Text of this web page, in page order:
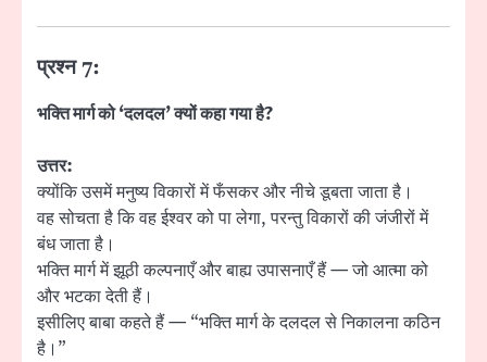
प्रश्न 7:
भक्ति मार्ग को ‘दलदल’ क्यों कहा गया है?
उत्तर:
क्योंकि उसमें मनुष्य विकारों में फँसकर और नीचे डूबता जाता है।
वह सोचता है कि वह ईश्वर को पा लेगा, परन्तु विकारों की जंजीरों में
बंध जाता है।
भक्ति मार्ग में झूठी कल्पनाएँ और बाह्य उपासनाएँ हैं — जो आत्मा को
और भटका देती हैं।
इसीलिए बाबा कहते हैं — “भक्ति मार्ग के दलदल से निकालना कठिन
है।”